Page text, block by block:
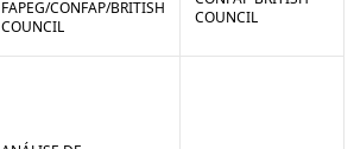
FAPEG/CONFAP/BRITISH
COUNCIL
COUNCIL